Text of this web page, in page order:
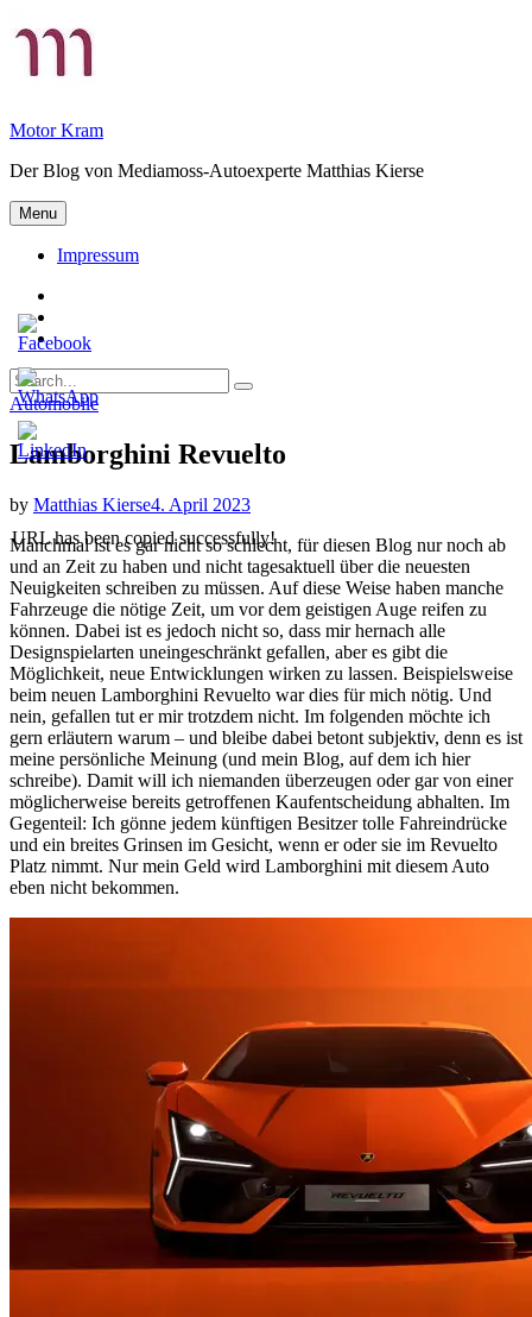
to
Motor Kram
Der Blog von Mediamoss-Autoexperte Matthias Kierse
Menu
Impressum
ändern
der
Privatsphäre-
Einstellungen
Einwilligungen
widerrufen
Search
for:
Search
Categories
Automobile
Lamborghini Revuelto
by Matthias Kierse4. April 2023
Manchmal ist es gar nicht so schlecht, für diesen Blog nur noch ab
und an Zeit zu haben und nicht tagesaktuell über die neuesten
Neuigkeiten schreiben zu müssen. Auf diese Weise haben manche
Fahrzeuge die nötige Zeit, um vor dem geistigen Auge reifen zu
können. Dabei ist es jedoch nicht so, dass mir hernach alle
Designspielarten uneingeschränkt gefallen, aber es gibt die
Möglichkeit, neue Entwicklungen wirken zu lassen. Beispielsweise
beim neuen Lamborghini Revuelto war dies für mich nötig. Und
nein, gefallen tut er mir trotzdem nicht. Im folgenden möchte ich
gern erläutern warum – und bleibe dabei betont subjektiv, denn es ist
meine persönliche Meinung (und mein Blog, auf dem ich hier
schreibe). Damit will ich niemanden überzeugen oder gar von einer
möglicherweise bereits getroffenen Kaufentscheidung abhalten. Im
Gegenteil: Ich gönne jedem künftigen Besitzer tolle Fahreindrücke
und ein breites Grinsen im Gesicht, wenn er oder sie im Revuelto
Platz nimmt. Nur mein Geld wird Lamborghini mit diesem Auto
eben nicht bekommen.
URL has been copied successfully!